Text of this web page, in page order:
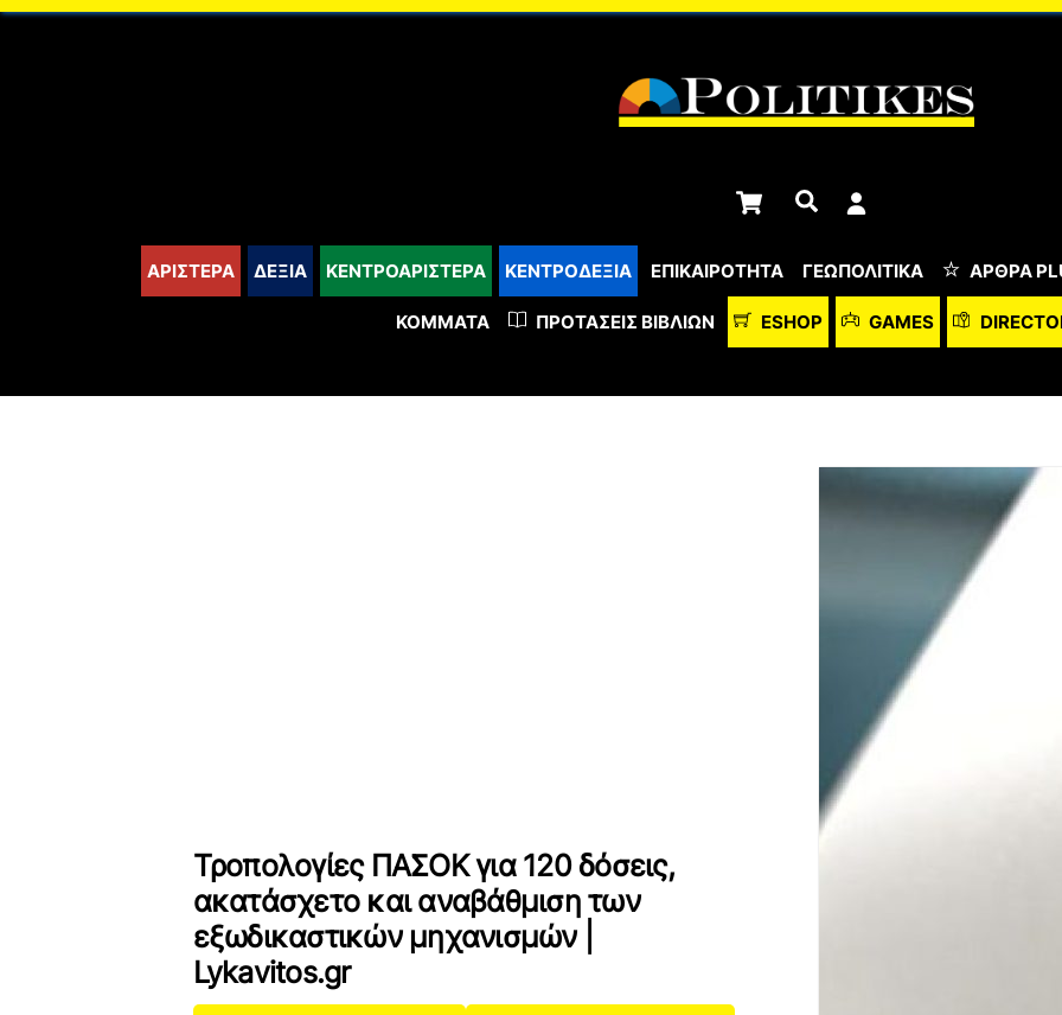
content
Cart Αναζήτηση
ΑΡΙΣΤΕΡΑ ΔΕΞΙΑ ΚΕΝΤΡΟΑΡΙΣΤΕΡΑ ΚΕΝΤΡΟΔΕΞΙΑ ΕΠΙΚΑΙΡΟΤΗΤΑ ΓΕΩΠΟΛΙΤΙΚΑ ΆΡΘΡΑ
ΚΌΜΜΑΤΑ ΠΡΟΤΆΣΕΙΣ ΒΙΒΛΊΩΝ ESHOP GAMES
Τροπολογίες ΠΑΣΟΚ για 120 δόσεις,
ακατάσχετο και αναβάθμιση των
εξωδικαστικών μηχανισμών |
Lykavitos.gr